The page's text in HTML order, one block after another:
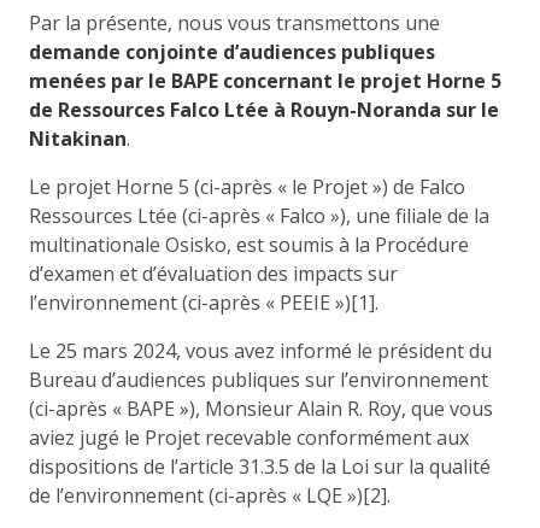
Par la présente, nous vous transmettons une
demande conjointe d’audiences publiques
menées par le BAPE concernant le projet Horne 5
de Ressources Falco Ltée à Rouyn-Noranda sur le
Nitakinan.
Le projet Horne 5 (ci-après « le Projet ») de Falco
Ressources Ltée (ci-après « Falco »), une filiale de la
multinationale Osisko, est soumis à la Procédure
d’examen et d’évaluation des impacts sur
l’environnement (ci-après « PEEIE »)[1].
Le 25 mars 2024, vous avez informé le président du
Bureau d’audiences publiques sur l’environnement
(ci-après « BAPE »), Monsieur Alain R. Roy, que vous
aviez jugé le Projet recevable conformément aux
dispositions de l’article 31.3.5 de la Loi sur la qualité
de l’environnement (ci-après « LQE »)[2].